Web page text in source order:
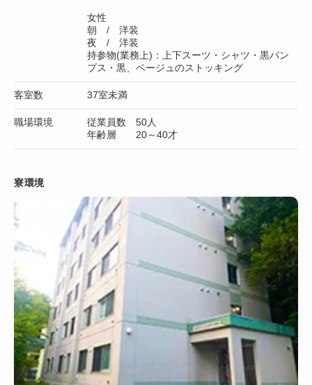
女性
朝 / 洋装
夜 / 洋装
持参物(業務上)：上下スーツ・シャツ・黒パン
プス・黒、ベージュのストッキング
客室数 37室未満
職場環境
従業員数 50人
年齢層 20～40才
寮環境